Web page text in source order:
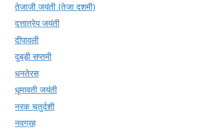
तेजाजी जयंती (तेजा दशमी)
दत्तात्रेय जयंती
दीपावली
दुबड़ी सप्तमी
धनतेरस
धूमावती जयंती
नरक चतुर्दशी
नवग्रह